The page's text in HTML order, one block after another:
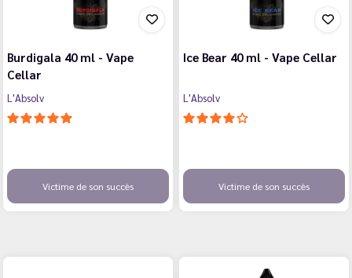
Burdigala 40 ml - Vape
Cellar
L'Absolv
Victime de son succès
Ice Bear 40 ml - Vape Cellar
L'Absolv
Victime de son succès